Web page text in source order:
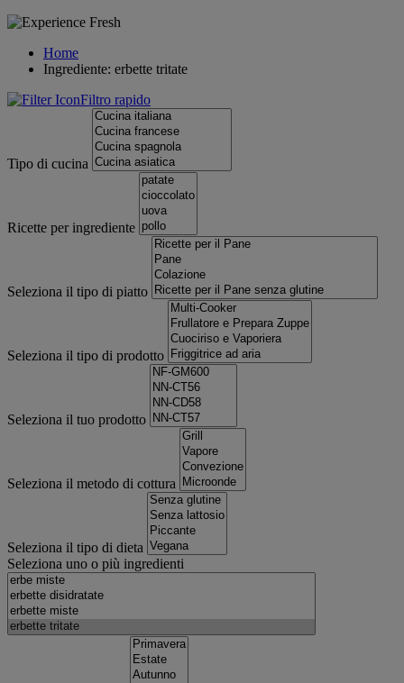
Home
Ingrediente: erbette tritate
Filtro rapido
Tipo di cucina
Ricette per ingrediente
Seleziona il tipo di piatto
Seleziona il tipo di prodotto
Seleziona il tuo prodotto
Seleziona il metodo di cottura
Seleziona il tipo di dieta
Seleziona uno o più ingredienti